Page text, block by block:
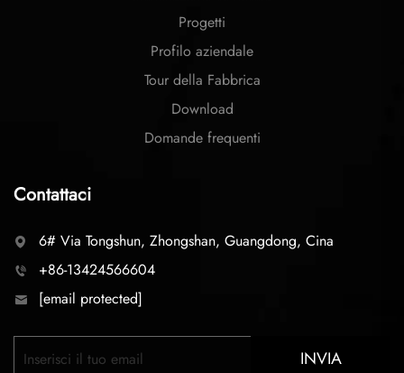
Progetti
Profilo aziendale
Tour della Fabbrica
Download
Domande frequenti
Contattaci
6# Via Tongshun, Zhongshan, Guangdong, Cina
+86-13424566604
[email protected]
INVIA